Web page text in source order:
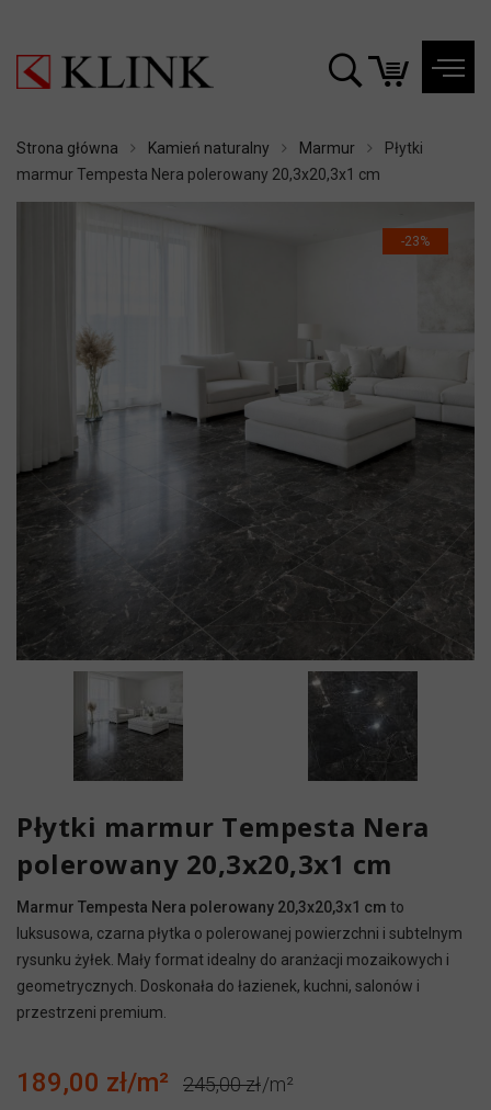
Strona główna Kamień naturalny Marmur
Płytki
marmur Tempesta Nera polerowany 20,3x20,3x1 cm
-23%
Płytki marmur Tempesta Nera
polerowany 20,3x20,3x1 cm
Marmur Tempesta Nera polerowany 20,3x20,3x1 cm to
luksusowa, czarna płytka o polerowanej powierzchni i subtelnym
rysunku żyłek. Mały format idealny do aranżacji mozaikowych i
geometrycznych. Doskonała do łazienek, kuchni, salonów i
przestrzeni premium.
189,00 zł 245,00 zł